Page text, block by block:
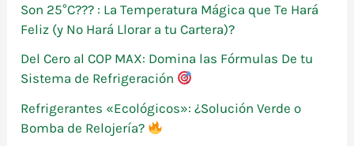
o
r
:
Son 25°C??? : La Temperatura Mágica que Te Hará
Feliz (y No Hará Llorar a tu Cartera)?
Del Cero al COP MAX: Domina las Fórmulas De tu
Sistema de Refrigeración
Refrigerantes «Ecológicos»: ¿Solución Verde o
Bomba de Relojería?